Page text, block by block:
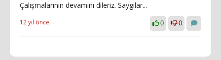
Çalışmalarının devamını dileriz. Saygılar...
12 yıl önce 0 0